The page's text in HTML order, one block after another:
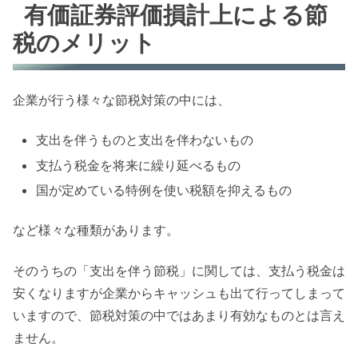
有価証券評価損計上による節
税のメリット
企業が行う様々な節税対策の中には、
支出を伴うものと支出を伴わないもの
支払う税金を将来に繰り延べるもの
国が定めている特例を使い税額を抑えるもの
など様々な種類があります。
そのうちの「支出を伴う節税」に関しては、支払う税金は
安くなりますが企業からキャッシュも出て行ってしまって
いますので、節税対策の中ではあまり有効なものとは言え
ません。